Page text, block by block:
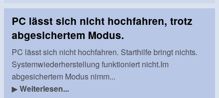
PC lässt sich nicht hochfahren, trotz
abgesichertem Modus.
PC lässt sich nicht hochfahren. Starthilfe bringt nichts.
Systemwiederherstellung funktioniert nicht.Im
abgesichertem Modus nimm...
▶Weiterlesen...